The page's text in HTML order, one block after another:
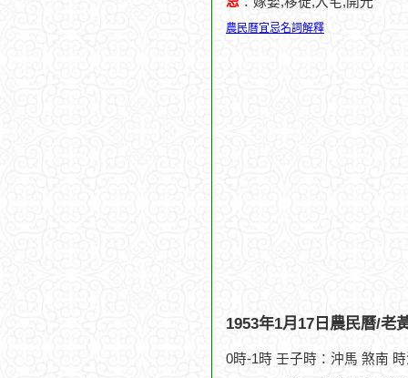
農民曆宜忌名詞解釋
1953年1月17日農民曆/老
0時-1時 壬子時：沖馬 煞南